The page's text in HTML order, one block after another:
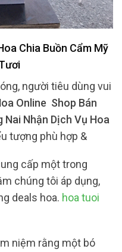
Chia Buồn Cẩm Mỹ
người tiêu dùng vui
Online Shop Bán
Nai Nhận Dịch Vụ Hoa
tượng phù hợp &
cấp một trong
chúng tôi áp dụng,
deals hoa. hoa tuoi
niệm rằng một bó